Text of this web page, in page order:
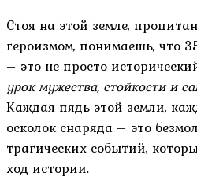
Стоя на этой земле,
героизмом, понимаешь, что
– это не просто
урок мужества, стойкости и
Каждая пядь этой земли,
осколок снаряда – это
трагических событий,
ход истории.